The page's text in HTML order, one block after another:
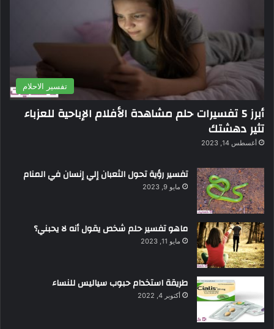
تفسير الاحلام
أبرز 5 تفسيرات حلم مشاهدة الأفلام الإباحية للعزباء
تثير دهشتك
أغسطس 14, 2023
تفسير رؤية تحول الثعبان إلي إنسان في المنام
مايو 9, 2023
ماهو تفسير حلم شخص يقول أنه لا يحبني؟
مايو 11, 2023
طريقة استخدام حبوب سياليس للنساء
أكتوبر 4, 2022